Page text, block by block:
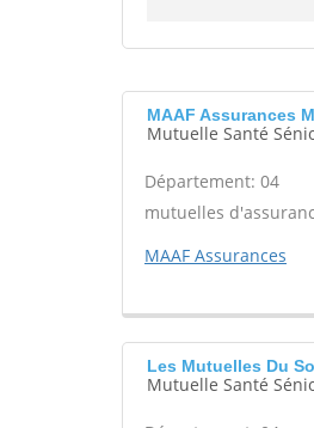
MAAF Assurances
Mutuelle Santé
Département: 04
mutuelles
MAAF Assurances
Les Mutuelles Du
Mutuelle Santé